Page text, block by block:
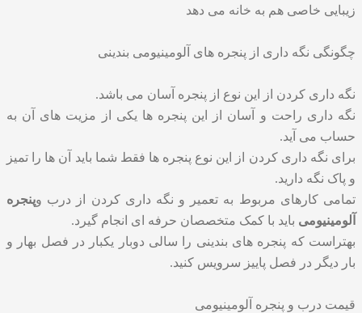
زیبایی خاصی هم به خانه می دهد
چگونگی نگه داری از پنجره های آلومینیومی بندینی
نگه داری کردن از این نوع از پنجره آسان می باشد.
نگه داری راحت و آسان از این پنجره ها یکی از مزیت های آن به
حساب می آید.
برای نگه داری کردن از این نوع پنجره ها فقط شما باید آن ها را تمیز
و پاک نگه دارید.
تمامی کارهای مربوط به تعمیر و نگه داری کردن از درب وپنجره
آلومینیومی باید با کمک متخصصان حرفه ای انجام گیرد.
بهتراست که پنجره های بندینی را سالی دوبار یکبار در فصل بهار و
بار دیگر در فصل پاییز سرویس کنید.
قیمت درب و پنجره آلومینیومی